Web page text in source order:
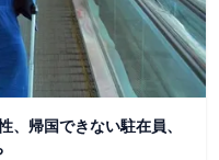
帰国できない駐在員、